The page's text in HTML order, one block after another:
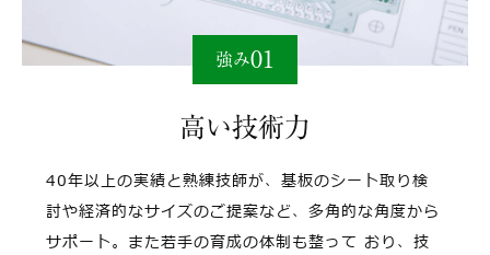
強み01
⾼い技術⼒
40年以上の実績と熟練技師が、基板のシート取り検
討や経済的なサイズのご提案など、多⾓的な⾓度から
サポート。また若⼿の育成の体制も整って おり、技